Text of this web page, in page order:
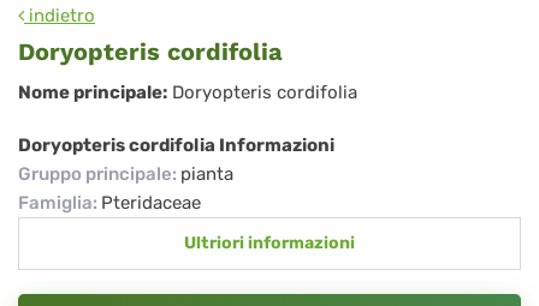
indietro
Doryopteris cordifolia
Doryopteris
cordifolia
Nome principale: Doryopteris cordifolia
Doryopteris cordifolia Informazioni
Gruppo principale: pianta
Famiglia: Pteridaceae
Ultriori informazioni